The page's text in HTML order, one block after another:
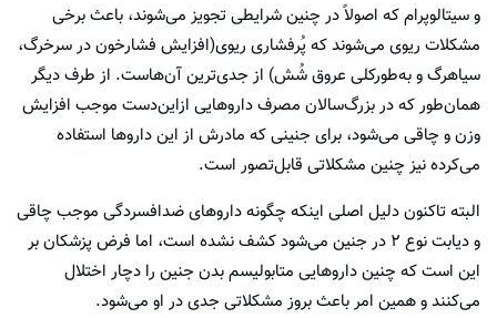
و سیتالوپرام که اصولاً در چنین شرایطی تجویز می‌شوند، باعث برخی
مشکلات ریوی می‌شوند که پُرفشاری ریوی(افزایش فشارخون در سرخرگ،
سیاهرگ و به‌طورکلی عروق شُش) از جدی‌ترین آن‌هاست. از طرف دیگر
همان‌طور که در بزرگ‌سالان مصرف داروهایی ازاین‌دست موجب افزایش
وزن و چاقی می‌شود، برای جنینی که مادرش از این داروها استفاده
می‌کرده نیز چنین مشکلاتی قابل‌تصور است.
البته تاکنون دلیل اصلی اینکه چگونه داروهای ضدافسردگی موجب چاقی
و دیابت نوع ۲ در جنین می‌شود کشف نشده است، اما فرض پزشکان بر
این است که چنین داروهایی متابولیسم بدن جنین را دچار اختلال
می‌کنند و همین امر باعث بروز مشکلاتی جدی در او می‌شود.